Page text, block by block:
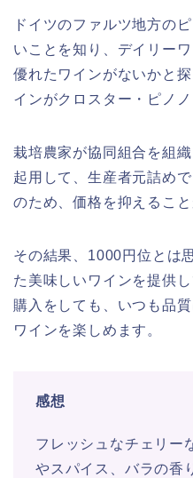
ドイツのファルツ地方の
いことを知り、デイリー
優れたワインがないかと
インがクロスター・ピノノ
栽培農家が協同組合を組
起用して、生産者元詰め
のため、価格を抑えること
その結果、1000円位とは
た美味しいワインを提供
購入をしても、いつも品
ワインを楽しめます。
感想
フレッシュなチェリー
やスパイス、バラの香